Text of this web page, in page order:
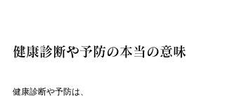
健康診断や予防の本当の意味
健康診断や予防は、